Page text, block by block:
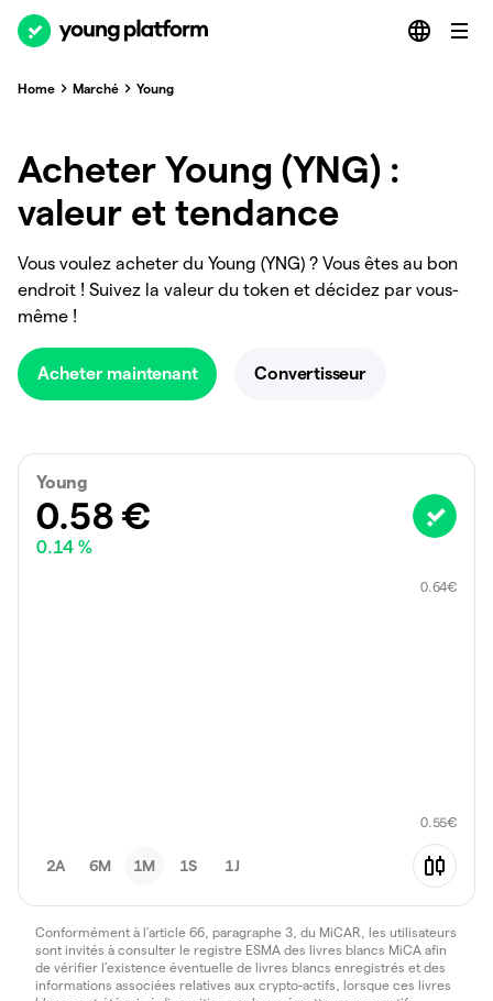
Home Marché Young
Acheter Young (YNG) :
valeur et tendance
Vous voulez acheter du Young (YNG) ? Vous êtes au bon
endroit ! Suivez la valeur du token et décidez par vous-
même !
Acheter maintenant Convertisseur
Young
0.58 €
0.14 %
0.64€
0.55€
2A 6M 1M 1S 1J
Conformément à l’article 66, paragraphe 3, du MiCAR, les utilisateurs
sont invités à consulter le registre ESMA des livres blancs MiCA afin
de vérifier l’existence éventuelle de livres blancs enregistrés et des
informations associées relatives aux crypto-actifs, lorsque ces livres